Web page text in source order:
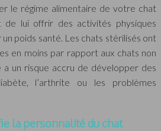
le régime alimentaire de votre chat
de lui offrir des activités physiques
poids santé. Les chats stérilisés ont
en moins par rapport aux chats non
a un risque accru de développer des
l’arthrite ou les problèmes
la personnalité du chat